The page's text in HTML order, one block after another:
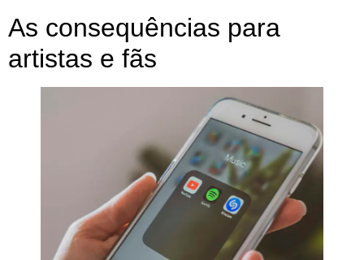
As consequências para
artistas e fãs